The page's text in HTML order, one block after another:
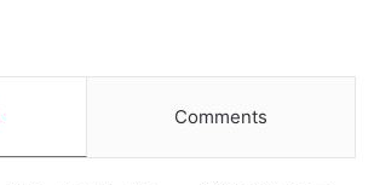
Comments